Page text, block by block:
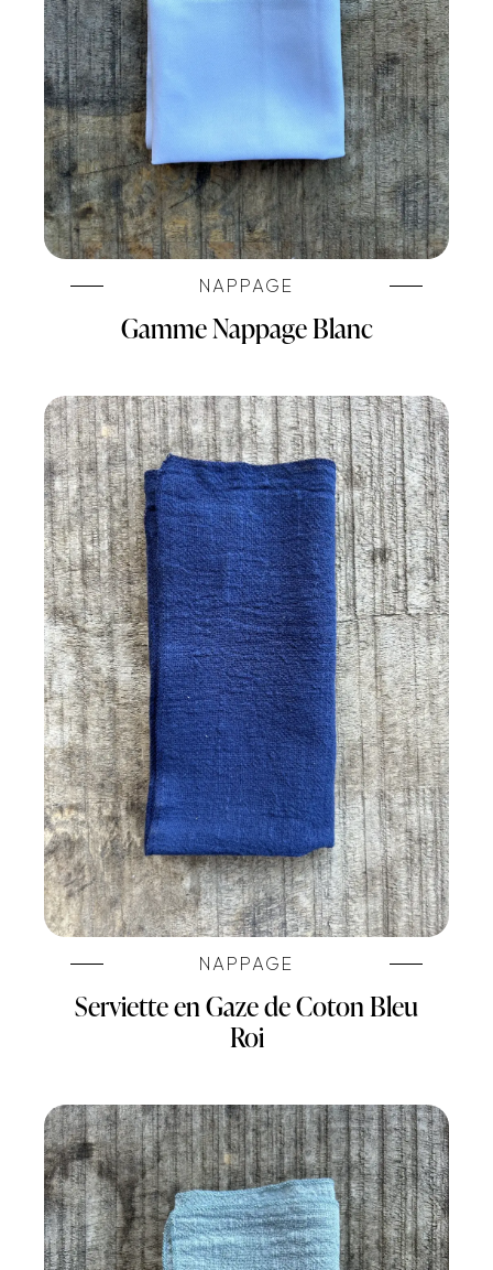
NAPPAGE
Gamme Nappage Blanc
NAPPAGE
Serviette en Gaze de Coton Bleu
Roi